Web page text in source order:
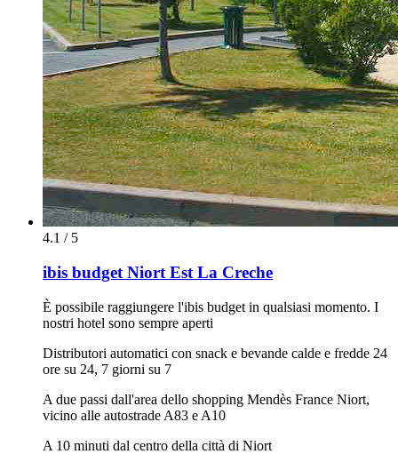
4.1 / 5
ibis budget Niort Est La Creche
È possibile raggiungere l'ibis budget in qualsiasi momento. I
nostri hotel sono sempre aperti
Distributori automatici con snack e bevande calde e fredde 24
ore su 24, 7 giorni su 7
A due passi dall'area dello shopping Mendès France Niort,
vicino alle autostrade A83 e A10
A 10 minuti dal centro della città di Niort